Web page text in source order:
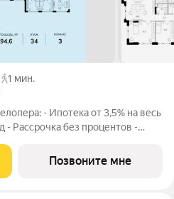
1 мин.
- Ипотека от 3,5% на весь
- Рассрочка без процентов -
Общая площадь - 94.6 м2 на
Позвоните мне